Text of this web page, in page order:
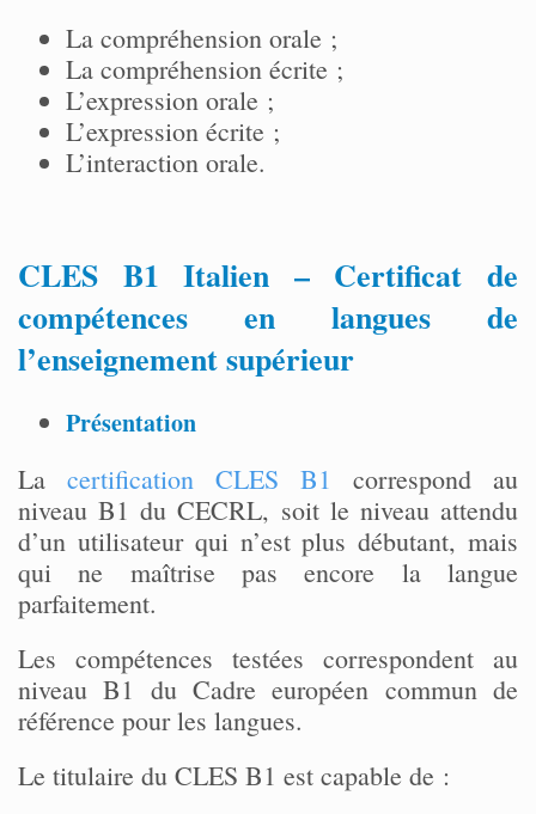
La compréhension orale ;
La compréhension écrite ;
L’expression orale ;
L’expression écrite ;
L’interaction orale.
CLES B1 Italien – Certificat de
compétences en langues de
l’enseignement supérieur
Présentation
La certification CLES B1 correspond au
niveau B1 du CECRL, soit le niveau attendu
d’un utilisateur qui n’est plus débutant, mais
qui ne maîtrise pas encore la langue
parfaitement.
Les compétences testées correspondent au
niveau B1 du Cadre européen commun de
référence pour les langues.
Le titulaire du CLES B1 est capable de :